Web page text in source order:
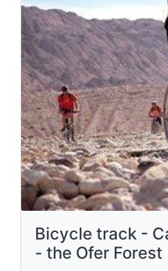
Bicycle track -
- the Ofer Forest